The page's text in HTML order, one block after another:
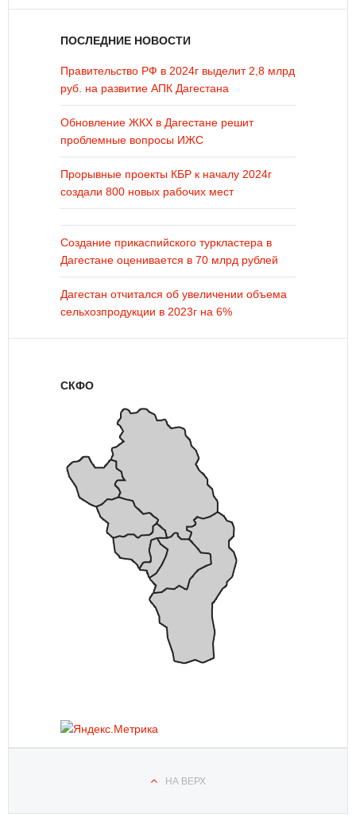
ПОСЛЕДНИЕ НОВОСТИ
Правительство РФ в 2024г выделит 2,8 млрд
руб. на развитие АПК Дагестана
Обновление ЖКХ в Дагестане решит
проблемные вопросы ИЖС
Прорывные проекты КБР к началу 2024г
создали 800 новых рабочих мест
Создание прикаспийского туркластера в
Дагестане оценивается в 70 млрд рублей
Дагестан отчитался об увеличении объема
сельхозпродукции в 2023г на 6%
СКФО
НА ВЕРХ